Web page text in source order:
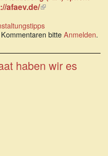
afaev.de/(Link
extern)
bitteAnmelden.
haben wir es